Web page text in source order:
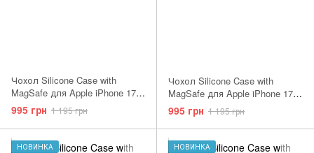
Чохол Silicone Case with
MagSafe для Apple iPhone 17
Pro Midnight AAA
995 грн 1 195 грн
Чохол Silicone Case with
MagSafe для Apple iPhone 17
Pro Max Black AAA
995 грн 1 195 грн
НОВИНКА
НОВИНКА